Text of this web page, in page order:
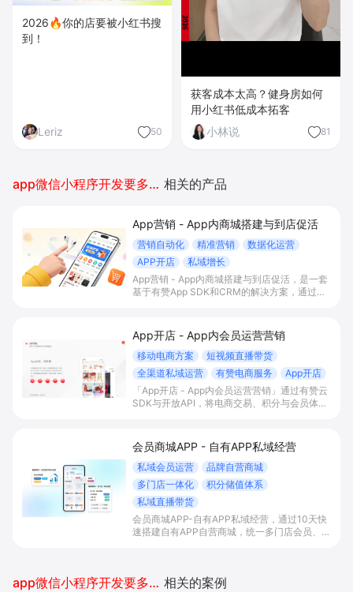
2026🔥你的店要被小红书搜
到！
Leriz 50
获客成本太高？健身房如何
用小红书低成本拓客
小林说
81
app微信小程序开发要多少钱 相关的产品
App营销 - App内商城搭建与到店促活
营销自动化 精准营销
数据化运营
APP开店
私域增长
App营销 - App内商城搭建与到店促活，是一套
基于有赞App SDK和CRM的解决方案，通过在
线上线下运营，提升到店率、复购率和整体
GMV。
App开店 - App内会员运营营销
移动电商方案
短视频直播带货
全渠道私域运营
有赞电商服务
App开店
「App开店 - App内会员运营营销」通过有赞云
SDK与开放API，将电商交易、积分与会员体系
提升变现效率与私域复购率。
会员商城APP - 自有APP私域经营
私域会员运营
品牌自营商城
多门店一体化
积分储值体系
私域直播带货
会员商城APP-自有APP私域经营，通过10天快
速搭建自有APP自营商城，统一多门店会员、积
app微信小程序开发要多少钱 相关的案例